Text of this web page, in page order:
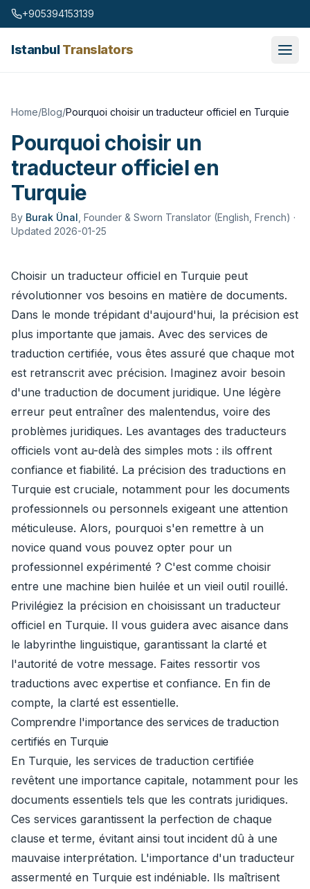
Skip to content
+905394153139
IstanbulTranslators
Home/Blog/Pourquoi choisir un traducteur officiel en Turquie
Pourquoi choisir un
traducteur officiel en
Turquie
By Burak Ünal Founder & Sworn Translator (English, French) ·
Updated 2026-01-25
Choisir un traducteur officiel en Turquie peut
révolutionner vos besoins en matière de documents.
Dans le monde trépidant d'aujourd'hui, la précision est
plus importante que jamais. Avec des services de
traduction certifiée, vous êtes assuré que chaque mot
est retranscrit avec précision. Imaginez avoir besoin
d'une traduction de document juridique. Une légère
erreur peut entraîner des malentendus, voire des
problèmes juridiques. Les avantages des traducteurs
officiels vont au-delà des simples mots : ils offrent
confiance et fiabilité. La précision des traductions en
Turquie est cruciale, notamment pour les documents
professionnels ou personnels exigeant une attention
méticuleuse. Alors, pourquoi s'en remettre à un
novice quand vous pouvez opter pour un
professionnel expérimenté ? C'est comme choisir
entre une machine bien huilée et un vieil outil rouillé.
Privilégiez la précision en choisissant un traducteur
officiel en Turquie. Il vous guidera avec aisance dans
le labyrinthe linguistique, garantissant la clarté et
l'autorité de votre message. Faites ressortir vos
traductions avec expertise et confiance. En fin de
compte, la clarté est essentielle.
Comprendre l'importance des services de traduction
certifiés en Turquie
En Turquie, les services de traduction certifiée
revêtent une importance capitale, notamment pour les
documents essentiels tels que les contrats juridiques.
Ces services garantissent la perfection de chaque
clause et terme, évitant ainsi tout incident dû à une
mauvaise interprétation. L'importance d'un traducteur
assermenté en Turquie est indéniable. Ils maîtrisent